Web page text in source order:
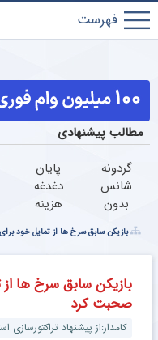
پارس
فوتبال
مطالب پیشنهادی
گردونه
شانس
بدون
PS5 تا
آیفون17
و بیت
کوین
پایان
دغدغه
هزینه
دندان
پزشکی
با پک
سفید
خانگی
بازیکن سابق سرخ ها از تمایل خود
بازیکن سابق سرخ ها
صحبت کرد
کامدار:از پیشنهاد تراکتورسازی